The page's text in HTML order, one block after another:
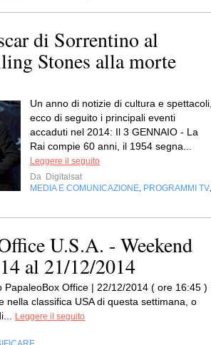
di Sorrentino al
Stones alla morte
Un anno di notizie di cultura e
ecco di seguito i principali eventi
accaduti nel 2014: Il 3 GENNAIO - La
Rai compie 60 anni, il 1954 segna...
Leggere il seguito
Da Digitalsat
MEDIA E COMUNICAZIONE PROGRAMMI TV
U.S.A. - Weekend
al 21/12/2014
PapaleoBox Office | 22/12/2014 ( ore 16:45 )
nella classifica USA di questa settimana, o
Leggere il seguito